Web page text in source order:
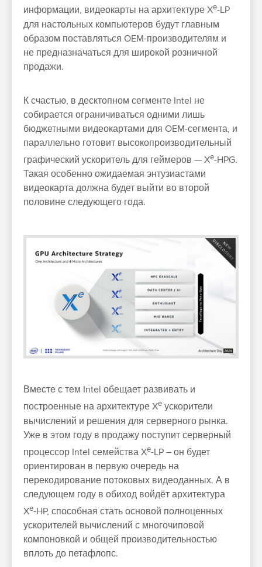
информации, видеокарты на архитектуре Xe-LP
для настольных компьютеров будут главным
образом поставляться OEM-производителям и
не предназначаться для широкой розничной
продажи.
К счастью, в десктопном сегменте Intel не
собирается ограничиваться одними лишь
бюджетными видеокартами для OEM-сегмента, и
параллельно готовит высокопроизводительный
графический ускоритель для геймеров — Xe-HPG.
Такая особенно ожидаемая энтузиастами
видеокарта должна будет выйти во второй
половине следующего года.
Вместе с тем Intel обещает развивать и
построенные на архитектуре Xe ускорители
вычислений и решения для серверного рынка.
Уже в этом году в продажу поступит серверный
процессор Intel семейства Xe-LP – он будет
ориентирован в первую очередь на
перекодирование потоковых видеоданных. А в
следующем году в обиход войдёт архитектура
Xe-HP, способная стать основой полноценных
ускорителей вычислений с многочиповой
компоновкой и общей производительностью
вплоть до петафлопс.